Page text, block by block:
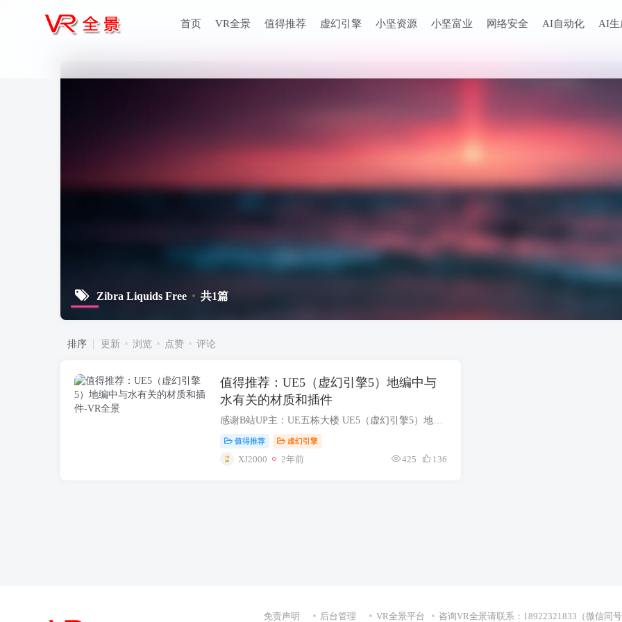
首页 VR全景 值得推荐 虚幻引擎 小坚资源 小坚富业 网络安全 AI自动化 AI生
Zibra Liquids Free 共1篇
排序 更新 浏览 点赞 评论
值得推荐：UE5（虚幻引擎5）地编中与
水有关的材质和插件
值得推荐 虚幻引擎
XJ2000 2年前 425 136
免责声明 后台管理 VR全景平台 咨询VR全景请联系：18922321833（微信同